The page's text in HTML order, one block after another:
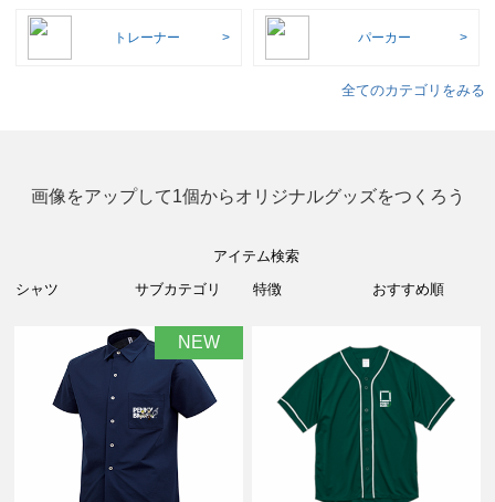
トレーナー パーカー
全てのカテゴリをみる
画像をアップして1個からオリジナルグッズをつくろう
アイテム検索
NEW